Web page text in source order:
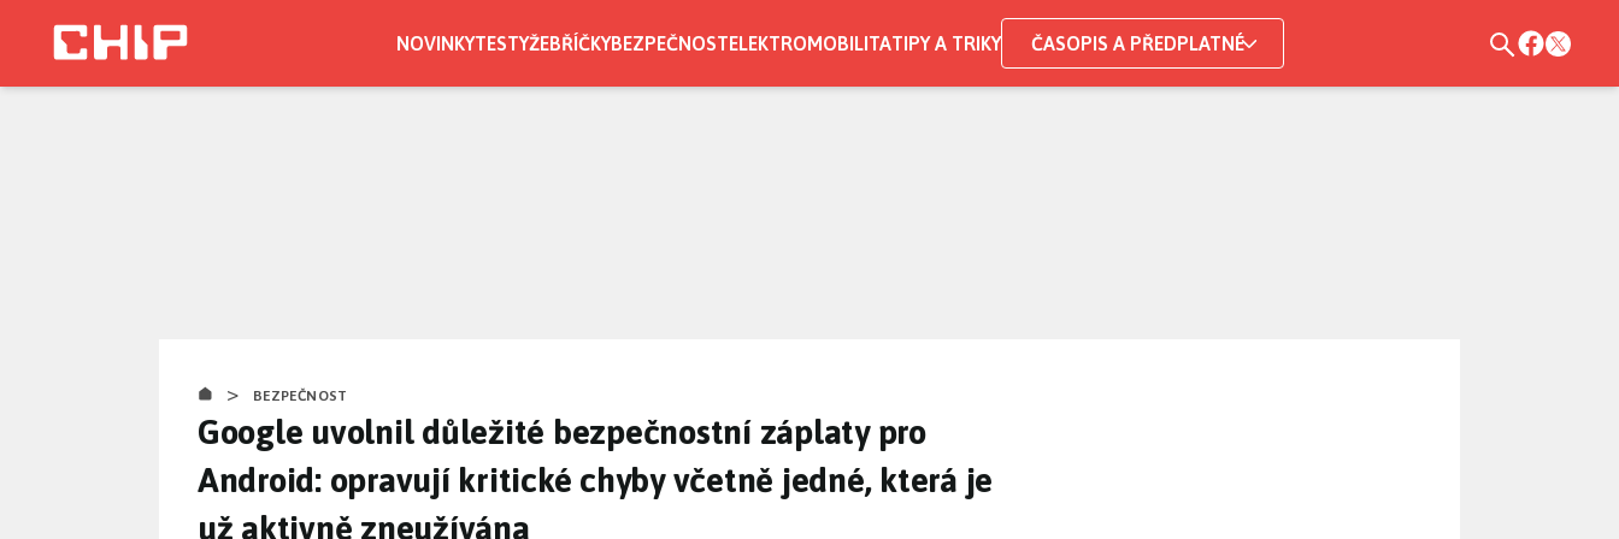
NOVINKYTESTYŽEBŘÍČKYBEZPEČNOSTELEKTROMOBILITATIPY A TRIKY ČASOPIS A PŘEDPLATNÉ
> BEZPEČNOST
Google uvolnil důležité bezpečnostní záplaty pro
Android: opravují kritické chyby včetně jedné, která je
už aktivně zneužívána